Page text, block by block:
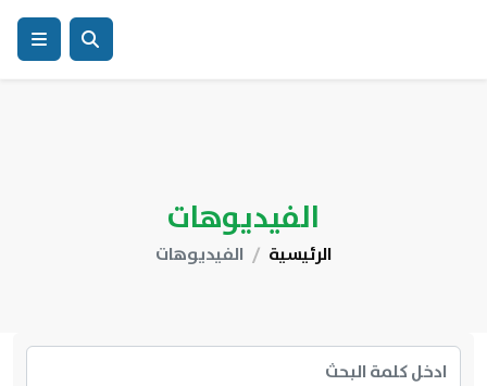
الفيديوهات
الرئيسية الفيديوهات